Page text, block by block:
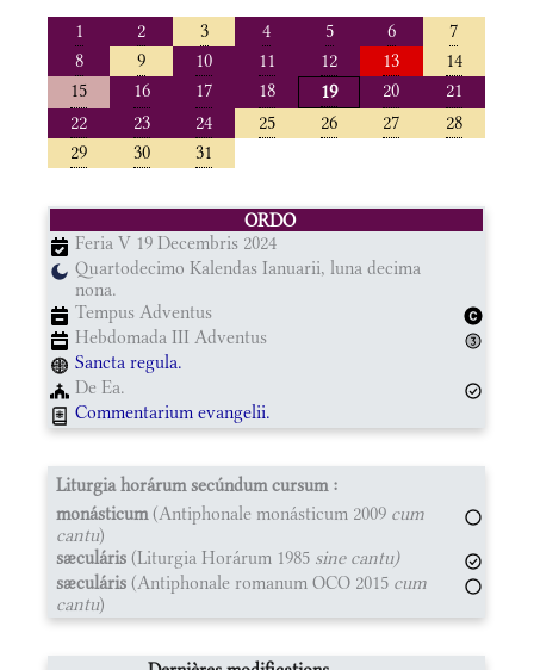
1
2 3 4 5 6
7
8
9 10 11 12 13
14
15
16 17 18 19 20
21
22
23 24 25 26 27
28
29
30 31
ORDO
Feria V 19 Decembris 2024
Quartodecimo Kalendas Ianuarii, luna decima
nona.
Tempus Adventus
Hebdomada III Adventus
Sancta regula.
De Ea.
Commentarium evangelii.
Liturgia horárum secúndum cursum :
monásticum(Antiphonale monásticum 2009 cum
cantu)
sæculáris (Liturgia Horárum 1985 sine cantu)
sæculáris (Antiphonale romanum OCO 2015 cum
cantu)